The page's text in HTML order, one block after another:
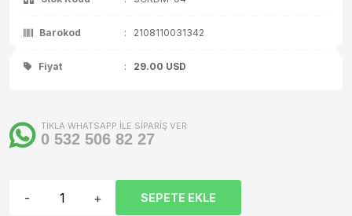
Barokod : 2108110031342
Fiyat : 29.00 USD
TIKLA WHATSAPP İLE SİPARİŞ VER
0 532 506 82 27
- + SEPETE EKLE